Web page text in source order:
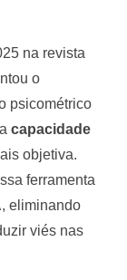
na revista
o
psicométrico
capacidade
objetiva.
ferramenta
, eliminando
viés nas